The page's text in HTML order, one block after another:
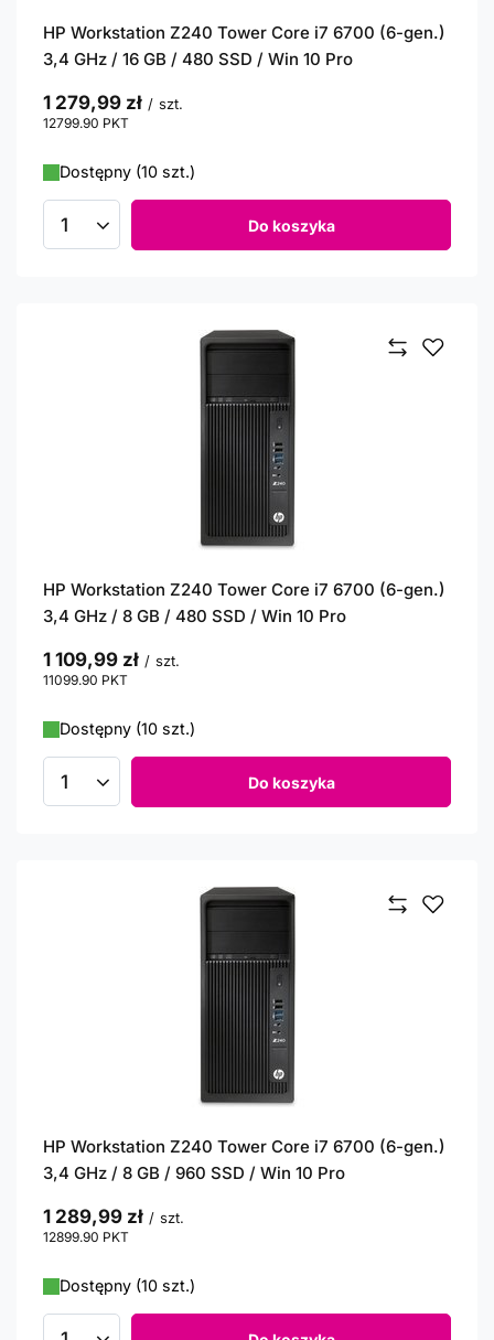
HP Workstation Z240 Tower Core i7 6700 (6-gen.)
3,4 GHz / 16 GB / 480 SSD / Win 10 Pro
1 279,99 zł / szt.
12799.90 PKT
Dostępny (10 szt.)
Ilość produktów Do koszyka
HP Workstation Z240 Tower Core i7 6700 (6-gen.)
3,4 GHz / 8 GB / 480 SSD / Win 10 Pro
1 109,99 zł / szt.
11099.90 PKT
Dostępny (10 szt.)
Ilość produktów Do koszyka
HP Workstation Z240 Tower Core i7 6700 (6-gen.)
3,4 GHz / 8 GB / 960 SSD / Win 10 Pro
1 289,99 zł / szt.
12899.90 PKT
Dostępny (10 szt.)